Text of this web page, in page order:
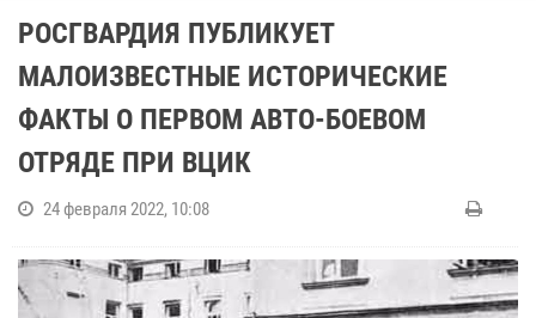
РОСГВАРДИЯ ПУБЛИКУЕТ
МАЛОИЗВЕСТНЫЕ ИСТОРИЧЕСКИЕ
ФАКТЫ О ПЕРВОМ АВТО-БОЕВОМ
ОТРЯДЕ ПРИ ВЦИК
24 февраля 2022, 10:08